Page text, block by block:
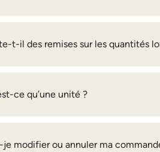
t-il des remises sur les quantités
ce qu’une unité ?
je modifier ou annuler ma